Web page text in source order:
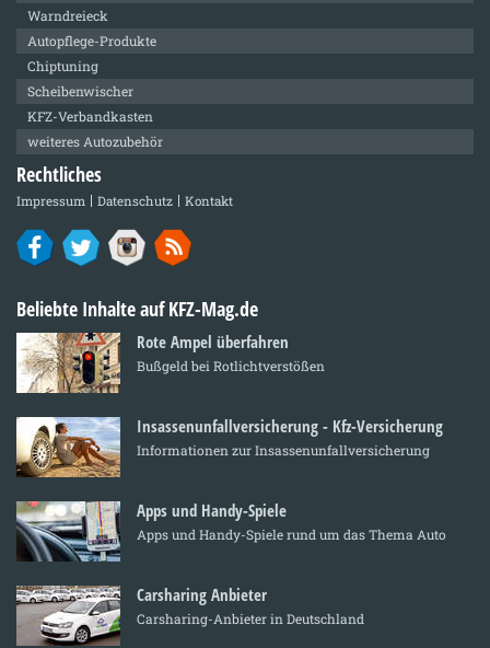
Warndreieck
Autopflege-Produkte
Chiptuning
Scheibenwischer
KFZ-Verbandkasten
weiteres Autozubehör
Rechtliches
Impressum Datenschutz Kontakt
Beliebte Inhalte auf KFZ-Mag.de
Rote Ampel überfahren
Bußgeld bei Rotlichtverstößen
Insassenunfallversicherung - Kfz-Versicherung
Informationen zur Insassenunfallversicherung
Apps und Handy-Spiele
Apps und Handy-Spiele rund um das Thema Auto
Carsharing Anbieter
Carsharing-Anbieter in Deutschland